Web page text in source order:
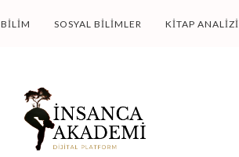
BILIM SOSYAL BILIMLER KITAP ANALIZI